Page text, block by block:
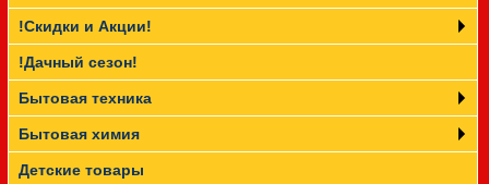
!Скидки и Акции!
!Дачный сезон!
Бытовая техника
Бытовая химия
Детские товары